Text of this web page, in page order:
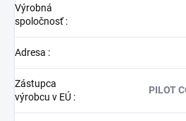
Výrobná
spoločnosť:
Adresa :
Zástupca
výrobcu v EÚ :
PILOT